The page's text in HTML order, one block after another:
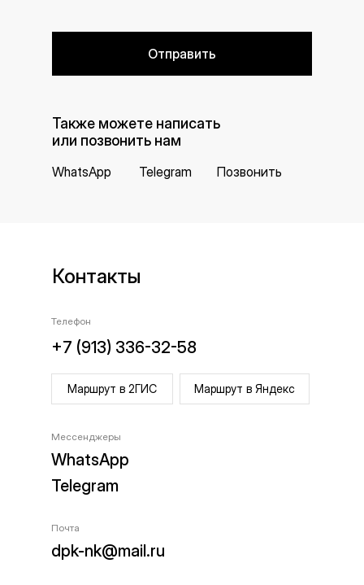
Отправить
Позвонить
Telegram
WhatsApp
Также можете написать
или позвонить нам
Контакты
Мессенджеры
WhatsApp
Telegram
Телефон
+7 (913) 336-32-58
Почта
dpk-nk@mail.ru
Маршрут в 2ГИС Маршрут в Яндекс